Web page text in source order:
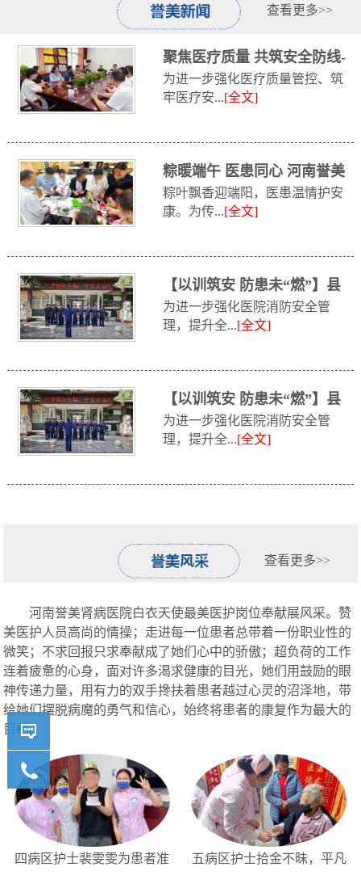
查看更多>>
聚焦医疗质量 共筑安全防线-
鹤壁市中...
为进一步强化医疗质量管控、筑
牢医疗安...[全文]
粽暖端午 医患同心 河南誉美
肾病医...
粽叶飘香迎端阳，医患温情护安
康。为传...[全文]
【以训筑安 防患未“燃”】县
消防救援...
为进一步强化医院消防安全管
理，提升全...[全文]
【以训筑安 防患未“燃”】县
消防救援...
为进一步强化医院消防安全管
理，提升全...[全文]
查看更多>>
河南誉美肾病医院白衣天使最美医护岗位奉献展风采。赞
美医护人员高尚的情操；走进每一位患者总带着一份职业性的
微笑；不求回报只求奉献成了她们心中的骄傲；超负荷的工作
连着疲惫的心身，面对许多渴求健康的目光，她们用鼓励的眼
神传递力量，用有力的双手搀扶着患者越过心灵的沼泽地，带
给她们摆脱病魔的勇气和信心，始终将患者的康复作为最大的
目标。
四病区护士裴雯雯为患者准
五病区护士拾金不昧，平凡
详情咨
询我们
400-